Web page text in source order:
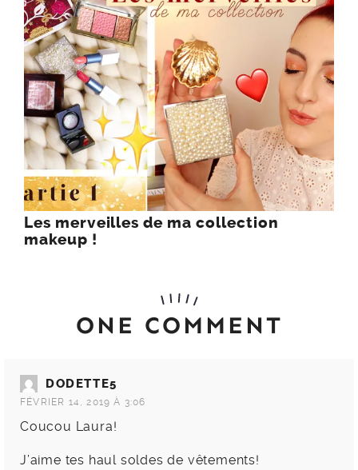
Les merveilles de ma collection
makeup !
ONE COMMENT
DODETTE5
FÉVRIER 14, 2019 À 3:06
Coucou Laura!
J’aime tes haul soldes de vêtements!